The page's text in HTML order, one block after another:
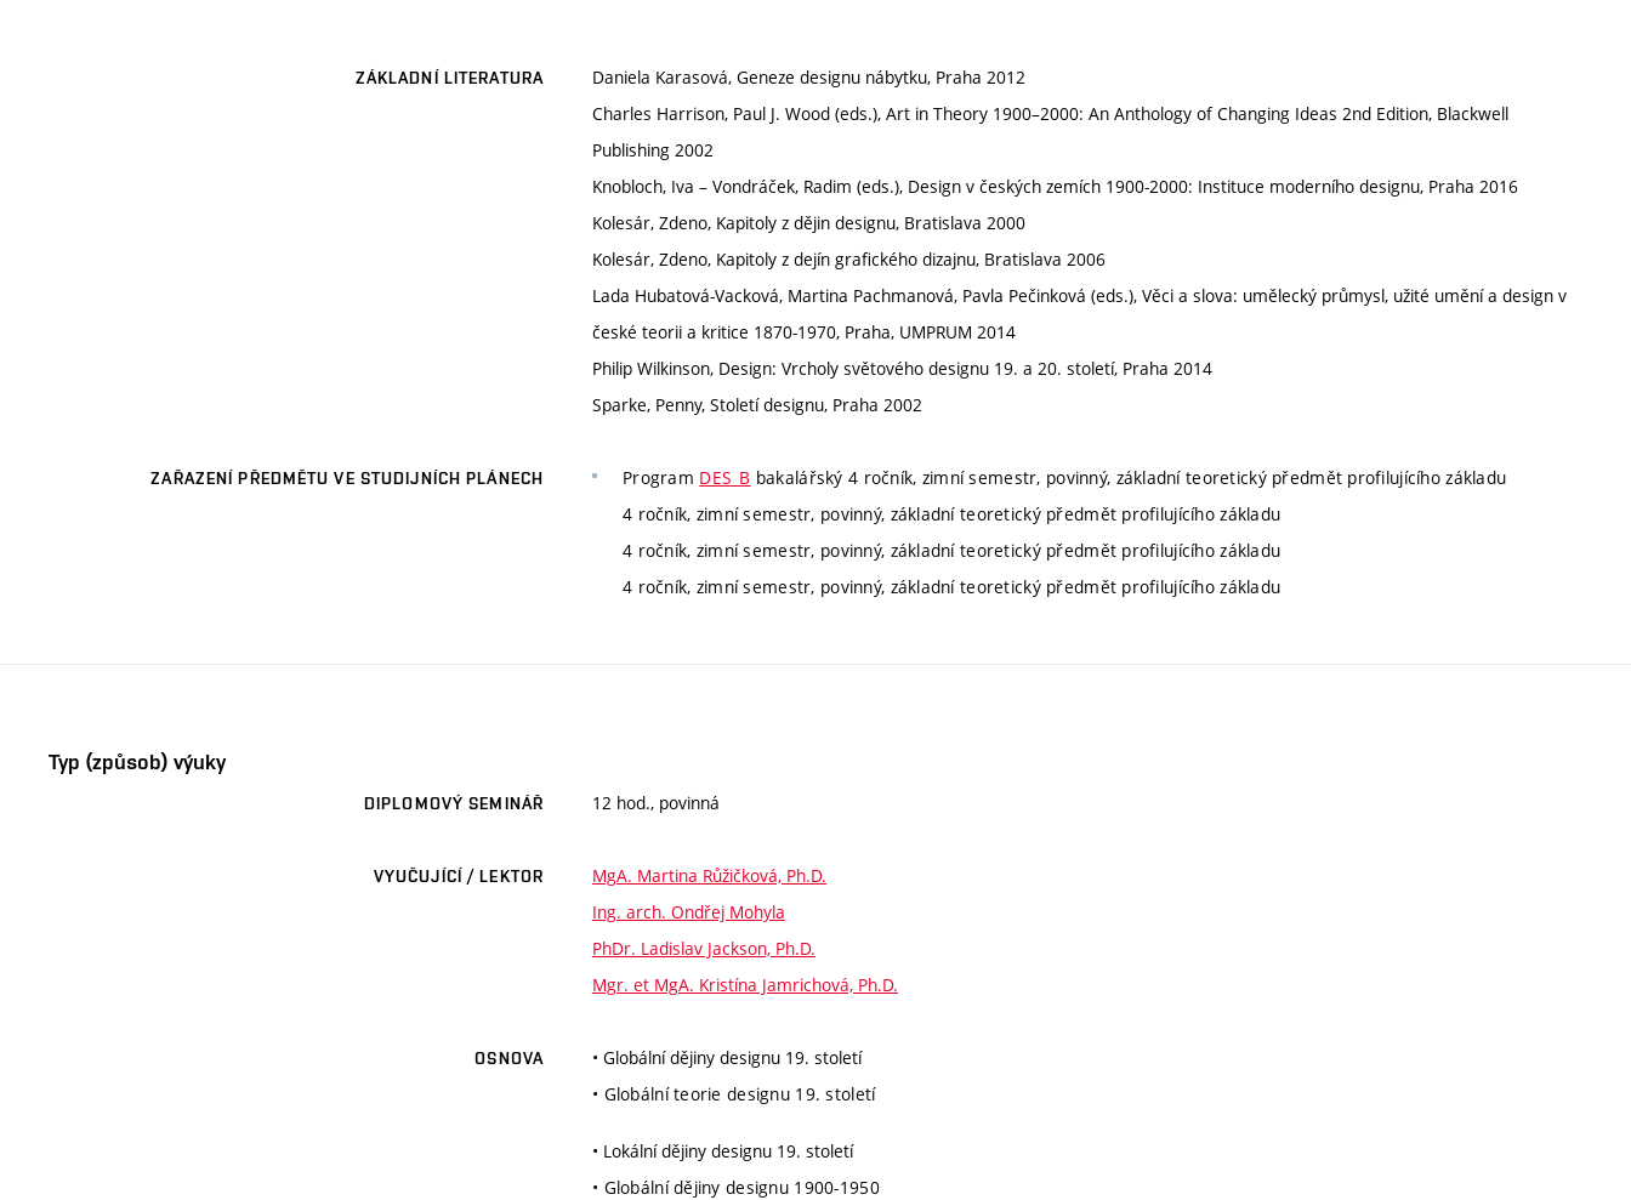
ZÁKLADNÍ LITERATURA
Daniela Karasová, Geneze designu nábytku, Praha 2012
Charles Harrison, Paul J. Wood (eds.), Art in Theory 1900–2000: An Anthology of Changing Ideas 2nd Edition, Blackwell
Publishing 2002
Knobloch, Iva – Vondráček, Radim (eds.), Design v českých zemích 1900-2000: Instituce moderního designu, Praha 2016
Kolesár, Zdeno, Kapitoly z dějin designu, Bratislava 2000
Kolesár, Zdeno, Kapitoly z dejín grafického dizajnu, Bratislava 2006
Lada Hubatová-Vacková, Martina Pachmanová, Pavla Pečinková (eds.), Věci a slova: umělecký průmysl, užité umění a design v
české teorii a kritice 1870-1970, Praha, UMPRUM 2014
Philip Wilkinson, Design: Vrcholy světového designu 19. a 20. století, Praha 2014
Sparke, Penny, Století designu, Praha 2002
ZAŘAZENÍ PŘEDMĚTU VE STUDIJNÍCH PLÁNECH Program DES_B bakalářský 4 ročník, zimní semestr, povinný, základní teoretický předmět profilujícího základu
4 ročník, zimní semestr, povinný, základní teoretický předmět profilujícího základu
4 ročník, zimní semestr, povinný, základní teoretický předmět profilujícího základu
4 ročník, zimní semestr, povinný, základní teoretický předmět profilujícího základu
Typ (způsob) výuky
DIPLOMOVÝ SEMINÁŘ 12 hod., povinná
VYUČUJÍCÍ / LEKTOR
MgA. Martina Růžičková, Ph.D.
Ing. arch. Ondřej Mohyla
PhDr. Ladislav Jackson, Ph.D.
Mgr. et MgA. Kristína Jamrichová, Ph.D.
OSNOVA
• Globální dějiny designu 19. století
• Globální teorie designu 19. století
• Lokální dějiny designu 19. století
• Globální dějiny designu 1900-1950